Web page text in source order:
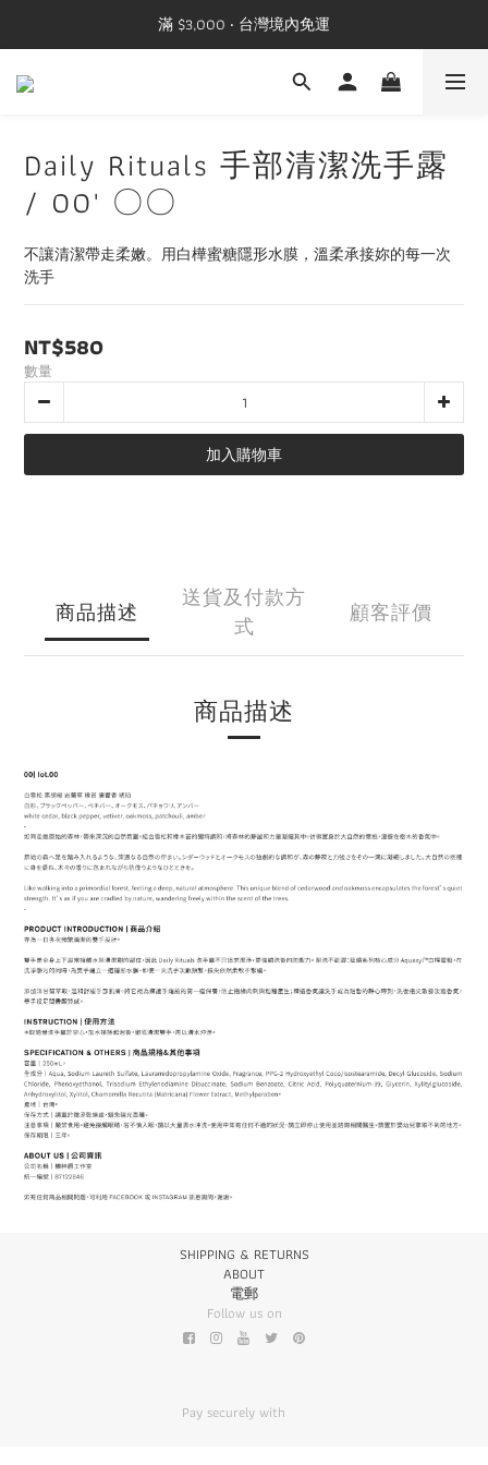
滿 $3,000 ‧ 台灣境內免運
Daily Rituals 手部清潔洗手露
/ 00' 〇〇
不讓清潔帶走柔嫩。用白樺蜜糖隱形水膜，溫柔承接妳的每一次
洗手
NT$580
數量
加入購物車
商品描述
送貨及付款方
式
顧客評價
商品描述
SHIPPING & RETURNS
ABOUT
電郵
Follow us on
Pay securely with